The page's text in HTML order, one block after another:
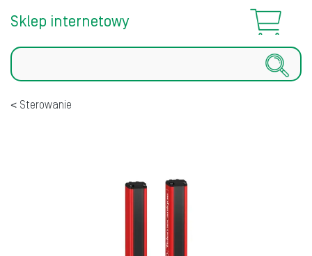
Sklep internetowy
Szukaj
Sterowanie